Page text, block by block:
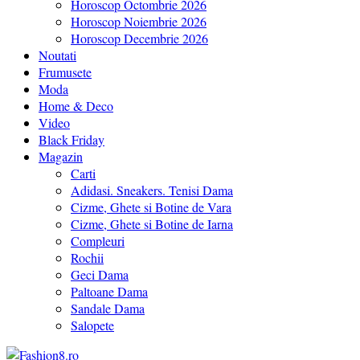
Horoscop Octombrie 2026
Horoscop Noiembrie 2026
Horoscop Decembrie 2026
Noutati
Frumusete
Moda
Home & Deco
Video
Black Friday
Magazin
Carti
Adidasi. Sneakers. Tenisi Dama
Cizme, Ghete si Botine de Vara
Cizme, Ghete si Botine de Iarna
Compleuri
Rochii
Geci Dama
Paltoane Dama
Sandale Dama
Salopete